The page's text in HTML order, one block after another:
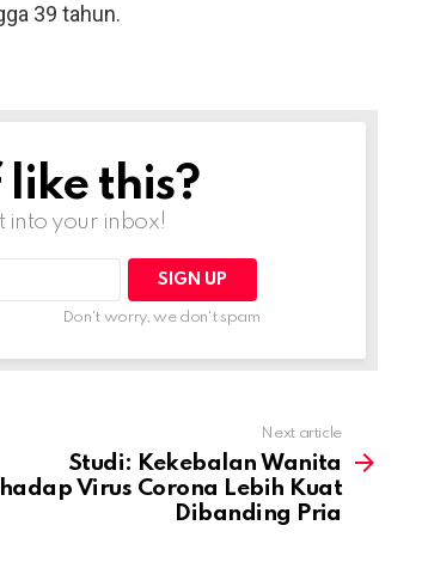
39 tahun.
this?
into your inbox!
Don't worry, we don't spam
Next article
Studi: Kekebalan Wanita
Virus Corona Lebih Kuat
Dibanding Pria